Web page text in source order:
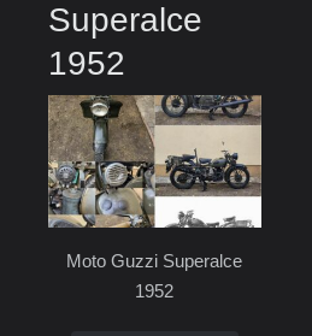
Superalce
1952
Moto Guzzi Superalce
1952